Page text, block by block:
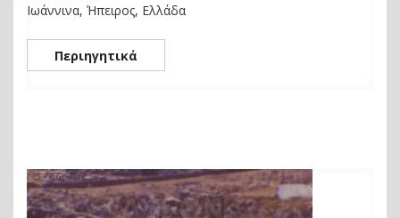
Ιωάννινα, Ήπειρος, Ελλάδα
Περιηγητικά